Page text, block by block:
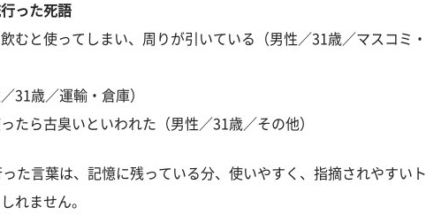
った死語
むと使ってしまい、周りが引いている（男性／31歳／マスコミ・
31歳／運輸・倉庫）
たら古臭いといわれた（男性／31歳／その他）
た言葉は、記憶に残っている分、使いやすく、指摘されやすいト
れません。